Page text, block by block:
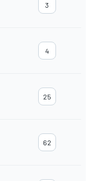
3
4
25
62